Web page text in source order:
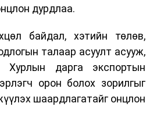
дурдлаа.
байдал, хэтийн төлөв,
талаар асуулт асууж,
дарга экспортын
орон болох зорилгыг
шаардлагатайг онцлон